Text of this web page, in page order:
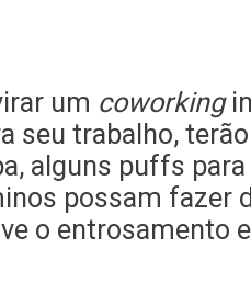
um coworking
seu trabalho,
alguns puffs
possam fazer
o entrosamento